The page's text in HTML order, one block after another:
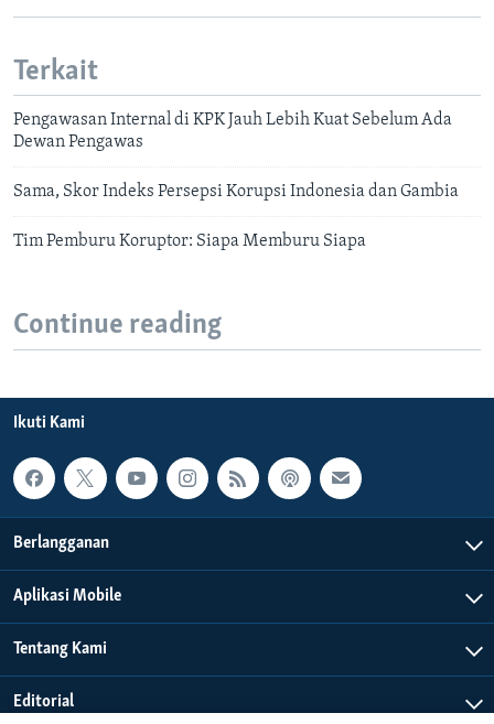
Terkait
Pengawasan Internal di KPK Jauh Lebih Kuat Sebelum Ada
Dewan Pengawas
Sama, Skor Indeks Persepsi Korupsi Indonesia dan Gambia
Tim Pemburu Koruptor: Siapa Memburu Siapa
Continue reading
Ikuti Kami
Berlangganan
Aplikasi Mobile
Tentang Kami
Editorial